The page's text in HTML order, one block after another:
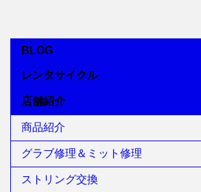
BLOG
レンタサイクル
店舗紹介
商品紹介
グラブ修理＆ミット修理
ストリング交換